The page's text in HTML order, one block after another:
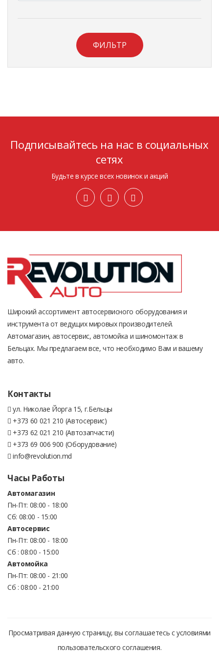
ФИЛЬТР
Подписывайтесь на нас в социальных
сетях
Будьте в курсе всех новинок и акций
Широкий ассортимент автосервисного оборудования и
инструмента от ведущих мировых производителей.
Автомагазин, автосервис, автомойка и шиномонтаж в
Бельцах. Мы предлагаем все, что необходимо Вам и вашему
авто.
Контакты
ул. Николае Йорга 15, г.Бельцы
+373 60 021 210 (Автосервис)
+373 62 021 210 (Автозапчасти)
+373 69 006 900 (Оборудование)
info@revolution.md
Часы Работы
Автомагазин
Пн-Пт: 08:00 - 18:00
Сб: 08:00 - 15:00
Автосервис
Пн-Пт: 08:00 - 18:00
Сб : 08:00 - 15:00
Автомойка
Пн-Пт: 08:00 - 21:00
Сб : 08:00 - 21:00
Просматривая данную страницу, вы соглашаетесь с условиями
пользовательского соглашения.